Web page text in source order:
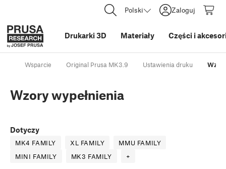
Polski Zaloguj
Drukarki 3D Materiały Części i
Wsparcie Original Prusa MK3.9 Ustawienia druku
Wzory wypełnienia
Dotyczy
MK4 FAMILY XL FAMILY
MMU FAMILY
MINI FAMILY
MK3 FAMILY +